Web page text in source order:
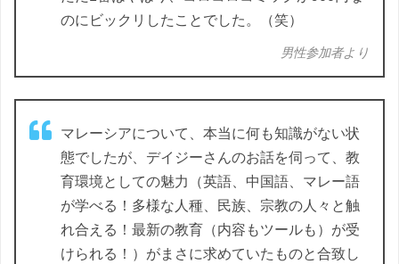
のにビックリしたことでした。（笑）
男性参加者より
マレーシアについて、本当に何も知識がない状
態でしたが、デイジーさんのお話を伺って、教
育環境としての魅力（英語、中国語、マレー語
が学べる！多様な人種、民族、宗教の人々と触
れ合える！最新の教育（内容もツールも）が受
けられる！）がまさに求めていたものと合致し